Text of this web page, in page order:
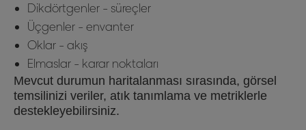
Dikdörtgenler - süreçler
Üçgenler - envanter
Oklar - akış
Elmaslar - karar noktaları
Mevcut durumun haritalanması sırasında, görsel
temsilinizi veriler, atık tanımlama ve metriklerle
destekleyebilirsiniz.